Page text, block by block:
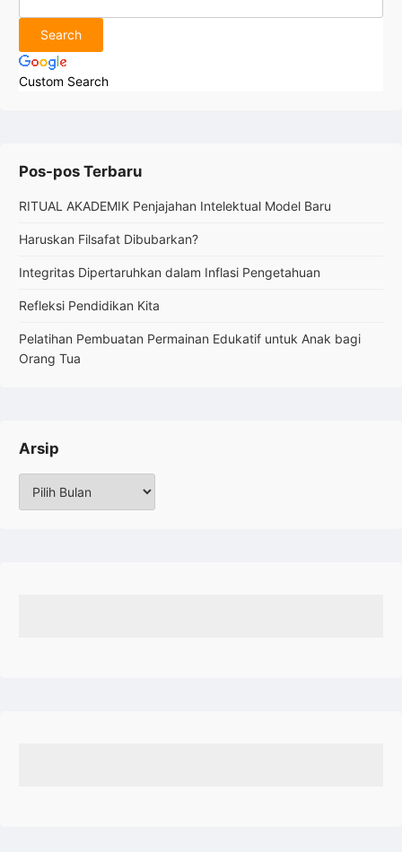
Custom Search
Pos-pos Terbaru
RITUAL AKADEMIK Penjajahan Intelektual Model Baru
Haruskan Filsafat Dibubarkan?
Integritas Dipertaruhkan dalam Inflasi Pengetahuan
Refleksi Pendidikan Kita
Pelatihan Pembuatan Permainan Edukatif untuk Anak bagi
Orang Tua
Arsip